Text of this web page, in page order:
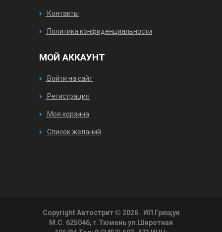
Контакты
Политика конфиденциальности
МОЙ АККАУНТ
Войти на сайт
Регистрация
Моя корзина
Список желаний
Copyright Автострит © 2026 . ИП Грищук
М.С. 625046, г.Тюмень ул.Широтная